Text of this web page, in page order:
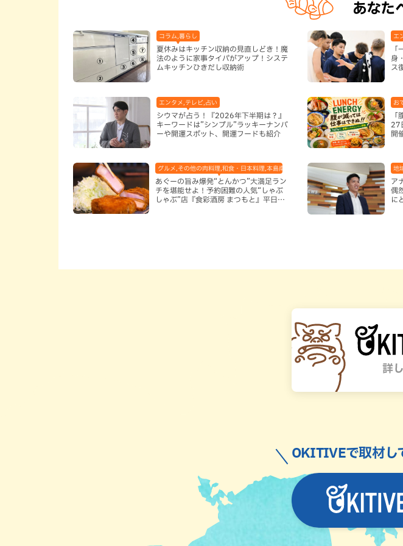
あなた
コラム,暮らし
夏休みはキッチン収納の見直しどき！魔
法のように家事タイパがアップ！システ
ムキッチンひきだし収納術
エ
「
身
ス
エンタメ,テレビ,占い
シウマが占う！『2026年下半期は？』
キーワードは”シンプル”ラッキーナンバ
ーや開運スポット、開運フードも紹介
お
「
27
開
グルメ,その他の肉料理,和食・日本料理,本島南部,那覇市
あぐーの旨み爆発“とんかつ”大満足ラン
チを堪能せよ！予約困難の人気“しゃぶ
しゃぶ”店『食彩酒房 まつもと』平日限
地
ア
偶
に
OKITIVEで取材し